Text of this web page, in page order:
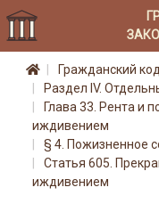
Гражданский
Раздел IV.
Глава 33. Рента и
иждивением
§ 4. Пожизненное
Статья 605.
иждивением